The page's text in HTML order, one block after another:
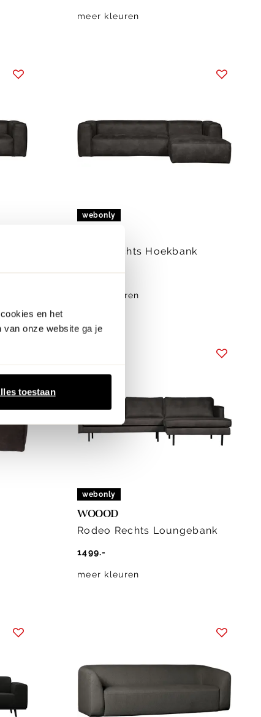
en het
van onze website ga je
toestaan
meer kleuren
webonly
Bean Rechts Hoekbank
meer kleuren
webonly
WOOOD
Rodeo Rechts Loungebank
1499.-
meer kleuren